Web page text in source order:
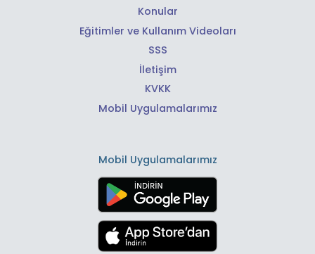
Konular
Eğitimler ve Kullanım Videoları
SSS
İletişim
KVKK
Mobil Uygulamalarımız
Mobil Uygulamalarımız